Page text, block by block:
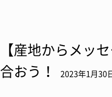
【産地からメッ
合おう！
2023年1月30